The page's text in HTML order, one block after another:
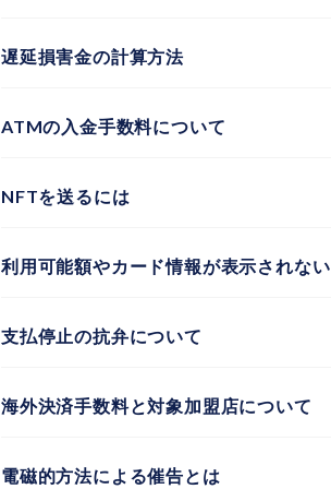
遅延損害金の計算方法
ATMの入金手数料について
NFTを送るには
利用可能額やカード情報が表示されない
支払停止の抗弁について
海外決済手数料と対象加盟店について
電磁的方法による催告とは